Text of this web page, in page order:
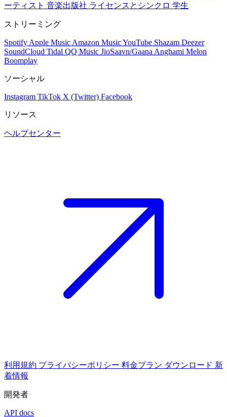
ーティスト 音楽出版社 ライセンスとシンクロ 学生
ストリーミング
Spotify Apple Music Amazon MusicYouTube Shazam Deezer
SoundCloud Tidal QQ Music JioSaavn/Gaana Anghami Melon
Boomplay
ソーシャル
Instagram TikTok X (Twitter) Facebook
リソース
ヘルプセンター
利用規約 プライバシーポリシー 料金プラン ダウンロード 新
着情報
開発者
API docs